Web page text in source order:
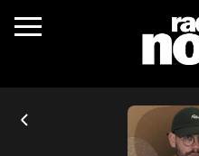
c’était quoi ?
actualités